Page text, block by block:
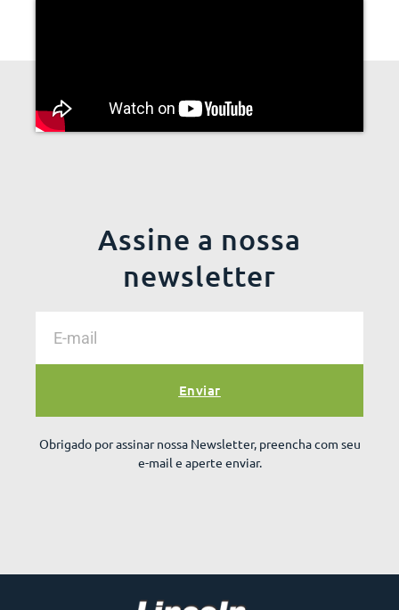
Assine a nossa
newsletter
Enviar
Obrigado por assinar nossa Newsletter, preencha com seu
e-mail e aperte enviar.